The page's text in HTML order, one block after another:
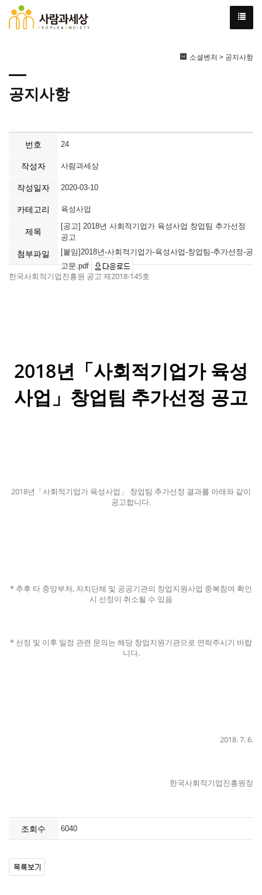
소셜벤처 > 공지사항
공지사항
번호 24
작성자 사람과세상
작성일자 2020-03-10
카테고리 육성사업
제목
[공고] 2018년 사회적기업가 육성사업 창업팀 추가선정
공고
첨부파일
[붙임]2018년-사회적기업가-육성사업-창업팀-추가선정-공
고문.pdf
한국사회적기업진흥원 공고 제2018-145호
2018년「사회적기업가 육성
사업」창업팀 추가선정 공고
2018년「사회적기업가 육성사업」 창업팀 추가선정 결과를 아래와 같이
공고합니다.
* 추후 타 중앙부처, 자치단체 및 공공기관의 창업지원사업 중복참여 확인
시 선정이 취소될 수 있음
* 선정 및 이후 일정 관련 문의는 해당 창업지원기관으로 연락주시기 바랍
니다.
2018. 7. 6.
한국사회적기업진흥원장
조회수 6040